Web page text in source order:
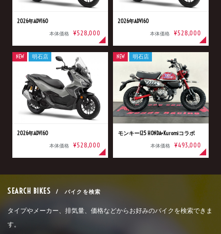
2026年ADV160
本体価格 ¥528,000
2026年ADV160
本体価格 ¥528,000
2026年ADV160
本体価格 ¥528,000
NEW 明石店
モンキー125 HONDA×Kuromiコラボ
本体価格 ¥493,000
NEW 明石店
SEARCH BIKES / バイクを検索
タイプやメーカー、排気量、価格などからお好みのバイクを検索できま
す。